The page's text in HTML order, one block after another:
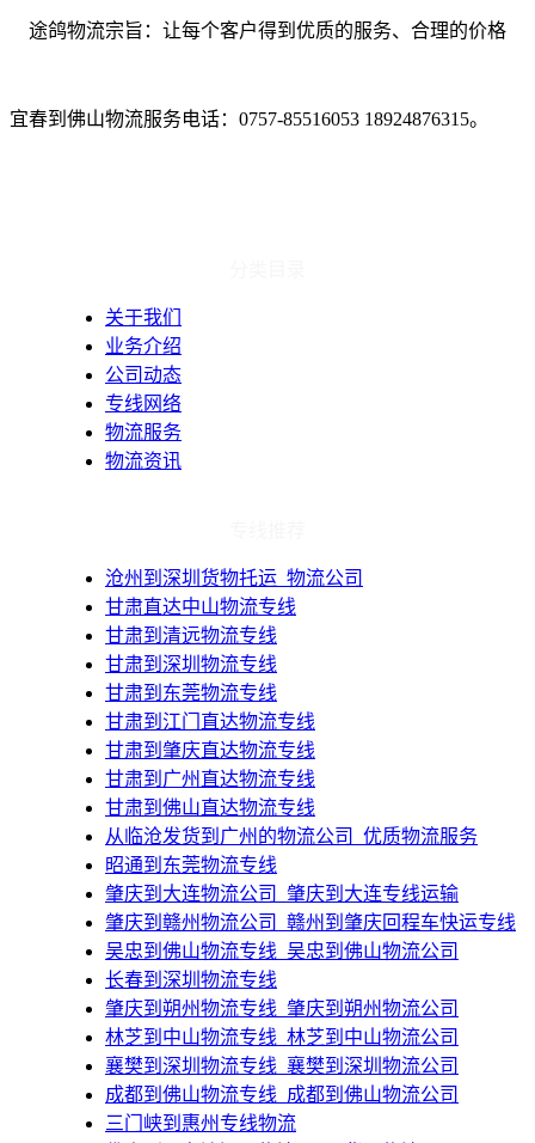
途鸽物流宗旨：让每个客户得到优质的服务、合理的价格
宜春到佛山物流服务电话： 0757-85516053 18924876315。
关于我们
业务介绍
公司动态
专线网络
物流服务
物流资讯
​沧州到深圳货物托运_物流公司
甘肃直达中山物流专线
甘肃到清远物流专线
甘肃到深圳物流专线
甘肃到东莞物流专线
甘肃到江门直达物流专线
甘肃到肇庆直达物流专线
甘肃到广州直达物流专线
甘肃到佛山直达物流专线
​从临沧发货到广州的物流公司_优质物流服务
昭通到东莞物流专线
肇庆到大连物流公司_肇庆到大连专线运输
​肇庆到赣州物流公司_赣州到肇庆回程车快运专线
​吴忠到佛山物流专线_吴忠到佛山物流公司
长春到深圳物流专线
​肇庆到朔州物流专线_肇庆到朔州物流公司
​林芝到中山物流专线_林芝到中山物流公司
​襄樊到深圳物流专线_襄樊到深圳物流公司
​成都到佛山物流专线_成都到佛山物流公司
三门峡到惠州专线物流